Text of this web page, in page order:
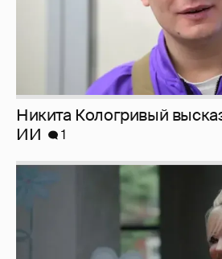
Певица Глюкоза
эротического журнала
3